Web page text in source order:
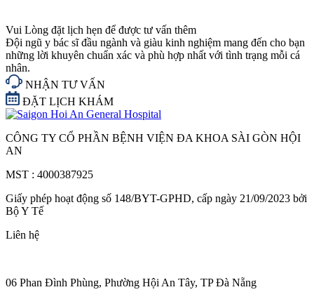
Vui Lòng đặt lịch hẹn để được tư vấn thêm
Đội ngũ y bác sĩ đầu ngành và giàu kinh nghiệm mang đến cho bạn
những lời khuyên chuẩn xác và phù hợp nhất với tình trạng mỗi cá
nhân.
NHẬN TƯ VẤN
ĐẶT LỊCH KHÁM
CÔNG TY CỔ PHẦN BỆNH VIỆN ĐA KHOA SÀI GÒN HỘI
AN
MST : 4000387925
Giấy phép hoạt động số 148/BYT-GPHD, cấp ngày 21/09/2023 bởi
Bộ Y Tế
Liên hệ
06 Phan Đình Phùng, Phường Hội An Tây, TP Đà Nẵng